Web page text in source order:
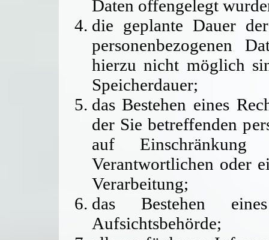
Daten offengelegt
die geplante Dauer
personenbezogenen
hierzu nicht möglich
Speicherdauer;
das Bestehen eines
der Sie betreffenden
auf
Verantwortlichen oder
Verarbeitung;
das Bestehen
Aufsichtsbehörde;